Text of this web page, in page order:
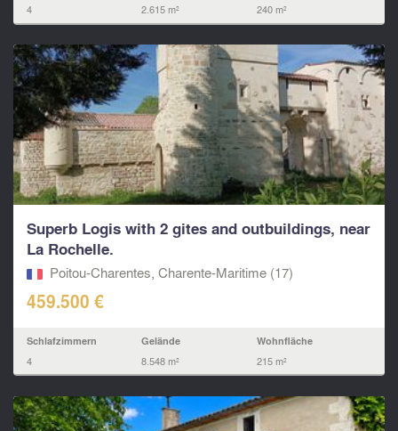
4 2.615 m² 240 m²
Superb Logis with 2 gites and outbuildings, near
La Rochelle.
Poitou-Charentes, Charente-Maritime (17)
459.500 €
Schlafzimmern
4
Gelände
8.548 m²
Wohnfläche
215 m²